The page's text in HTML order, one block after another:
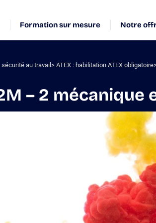
Formation sur mesure Notre
au travail ATEX : habilitation ATEX obligatoire
– 2 mécanique